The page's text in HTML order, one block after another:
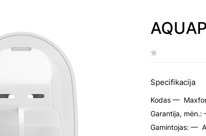
Specifikacija
Kodas —
Garantija,
Gamintojas: —